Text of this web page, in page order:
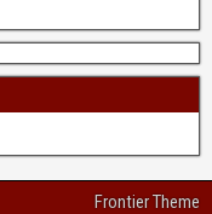
Frontier Theme